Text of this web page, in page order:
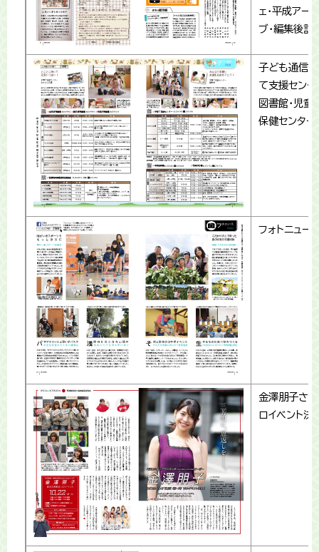
ェ・平成アー
ブ・編集後記
子ども通信(
て支援センタ
図書館・児童
保健センタ
フォトニュー
金澤朋子さ
ロイベント決